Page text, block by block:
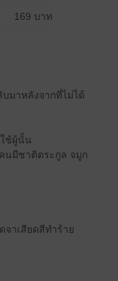
169 บาท
มาหลังจากที่ไม่ได้
ใช้ผู้นั้น
นมีชาติตระกูล จมูก
จาเสียดสีทำร้าย